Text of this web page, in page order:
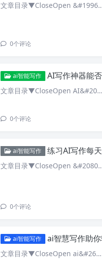
文章目录▼CloseOpen
0个评论
ai智能写作 AI写作神器能否让
文章目录▼CloseOpen AI&#20…
0个评论
ai智能写作 练习AI写作每
文章目录▼CloseOpen
0个评论
ai智能写作 ai智慧写作助你轻松
文章目录▼CloseOpen ai&#26…